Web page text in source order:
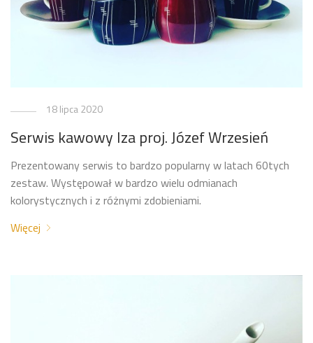
18 lipca 2020
Serwis kawowy Iza proj. Józef Wrzesień
Prezentowany serwis to bardzo popularny w latach 60tych
zestaw. Występował w bardzo wielu odmianach
kolorystycznych i z różnymi zdobieniami.
Więcej